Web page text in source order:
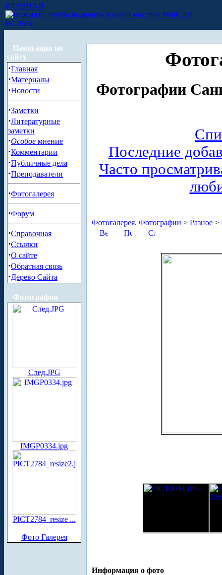
ГЛАВНАЯ
МЫСЛИ
ВСЛУХ
Навигация по
сайту
·Главная
·Материалы
·Новости
·Заметки
·Литературные
заметки
·Особое мнение
·Комментарии
·Публичные дела
·Преподаватели
·Фотогалерея
·Форум
·Справочная
·Ссылки
·О сайте
·Обратная связь
·Дерево Сайта
Фотографии
След.JPG
IMGP0334.jpg
PICT2784_resize ...
Фото Галерея
Фотографии
Последние
Часто
Фотогалерея. Фотографии > Разное >
Информация о фото